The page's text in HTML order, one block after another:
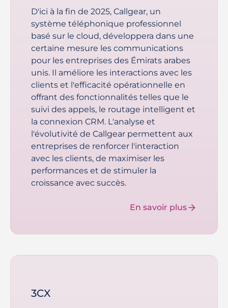
D'ici à la fin de 2025, Callgear, un
système téléphonique professionnel
basé sur le cloud, développera dans une
certaine mesure les communications
pour les entreprises des Émirats arabes
unis. Il améliore les interactions avec les
clients et l'efficacité opérationnelle en
offrant des fonctionnalités telles que le
suivi des appels, le routage intelligent et
la connexion CRM. L'analyse et
l'évolutivité de Callgear permettent aux
entreprises de renforcer l'interaction
avec les clients, de maximiser les
performances et de stimuler la
croissance avec succès.
En savoir plus
3CX